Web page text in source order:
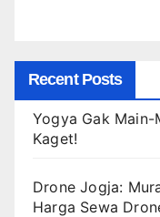
Recent Posts
Yogya Gak Main-
Kaget!
Drone Jogja:
Harga Sewa